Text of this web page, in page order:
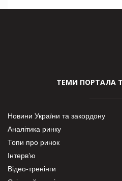
ТЕМИ ПОРТАЛА
Новини України та закордону
Аналітика ринку
Топи про ринок
Інтерв’ю
Відео-тренінги